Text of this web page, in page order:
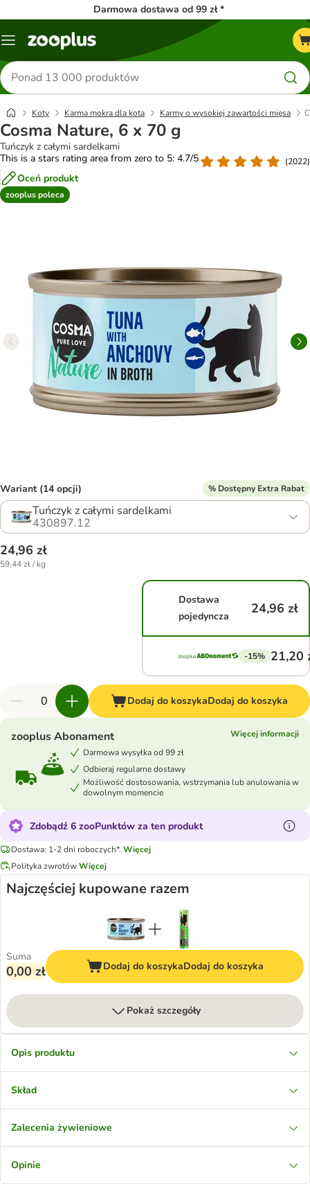
Darmowa dostawa od 99 zł *
Menu
Szukaj
produktów
Koty Karma mokra dla kota Karmy o wysokiej zawartości mięsa
Cosma Nature, 6 x 70 g
Tuńczyk z całymi sardelkami
This is a stars rating area from zero to 5: 4.7/5
(2022)
Oceń produkt
zooplus poleca
Wariant (14 opcji) % Dostępny Extra Rabat
Tuńczyk z całymi sardelkami
430897.12
24,96 zł
59,44 zł / kg
Dostawa
pojedyncza
24,96 zł
-15% 21,20
Dodaj do koszykaDodaj do koszyka
zooplus Abonament
Więcej informacji
Darmowa wysyłka od 99 zł
Odbieraj regularne dostawy
Możliwość dostosowania, wstrzymania lub anulowania w
dowolnym momencie
Zdobądź 6 zooPunktów za ten produkt
Dostawa: 1-2 dni roboczych*. Więcej
Polityka zwrotówWięcej
Najczęściej kupowane razem
Suma
0,00 zł Dodaj do koszykaDodaj do koszyka
Pokaż szczegóły
Opis produktu
Skład
Zalecenia żywieniowe
Opinie